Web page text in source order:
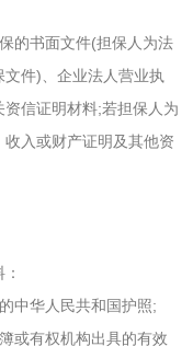
的书面文件(担保人为法
文件)、企业法人营业执
信证明材料;若担保人为
入或财产证明及其他资
中华人民共和国护照;
或有权机构出具的有效